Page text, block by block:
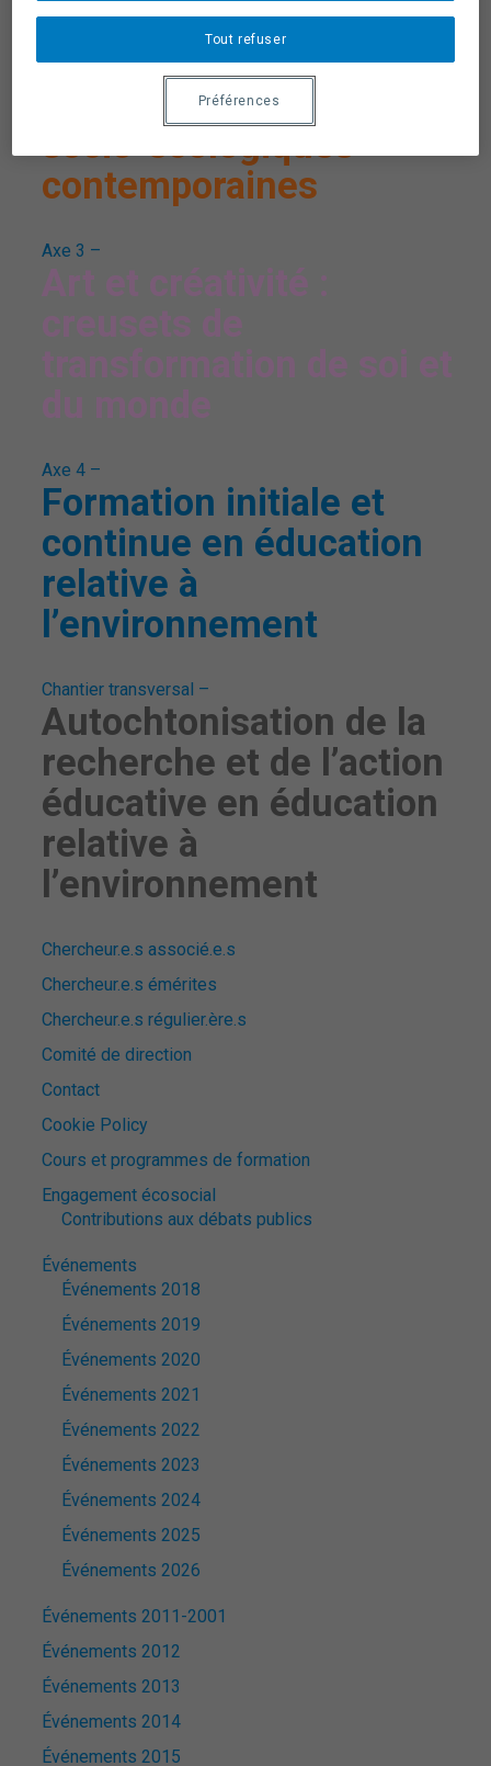
Dimensions
psychosociales et
culturelles des réalités
socio-écologiques
contemporaines
Axe 3 –
Axe 4 –
Formation initiale et
continue en éducation
relative à
l’environnement
Chantier transversal –
Autochtonisation de la
recherche et de l’action
éducative en éducation
relative à
l’environnement
Chercheur.e.s associé.e.s
Chercheur.e.s émérites
Chercheur.e.s régulier.ère.s
Comité de direction
Contact
Cookie Policy
Cours et programmes de formation
Engagement écosocial
Contributions aux débats publics
Événements
Événements 2018
Événements 2019
Événements 2020
Événements 2021
Événements 2022
Événements 2023
Événements 2024
Événements 2025
Événements 2026
Événements 2011-2001
Événements 2012
Événements 2013
Événements 2014
Événements 2015
Tout refuser
Préférences